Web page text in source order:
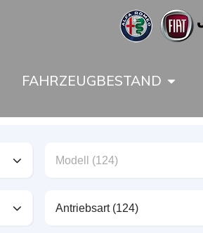
FAHRZEUGBESTAND